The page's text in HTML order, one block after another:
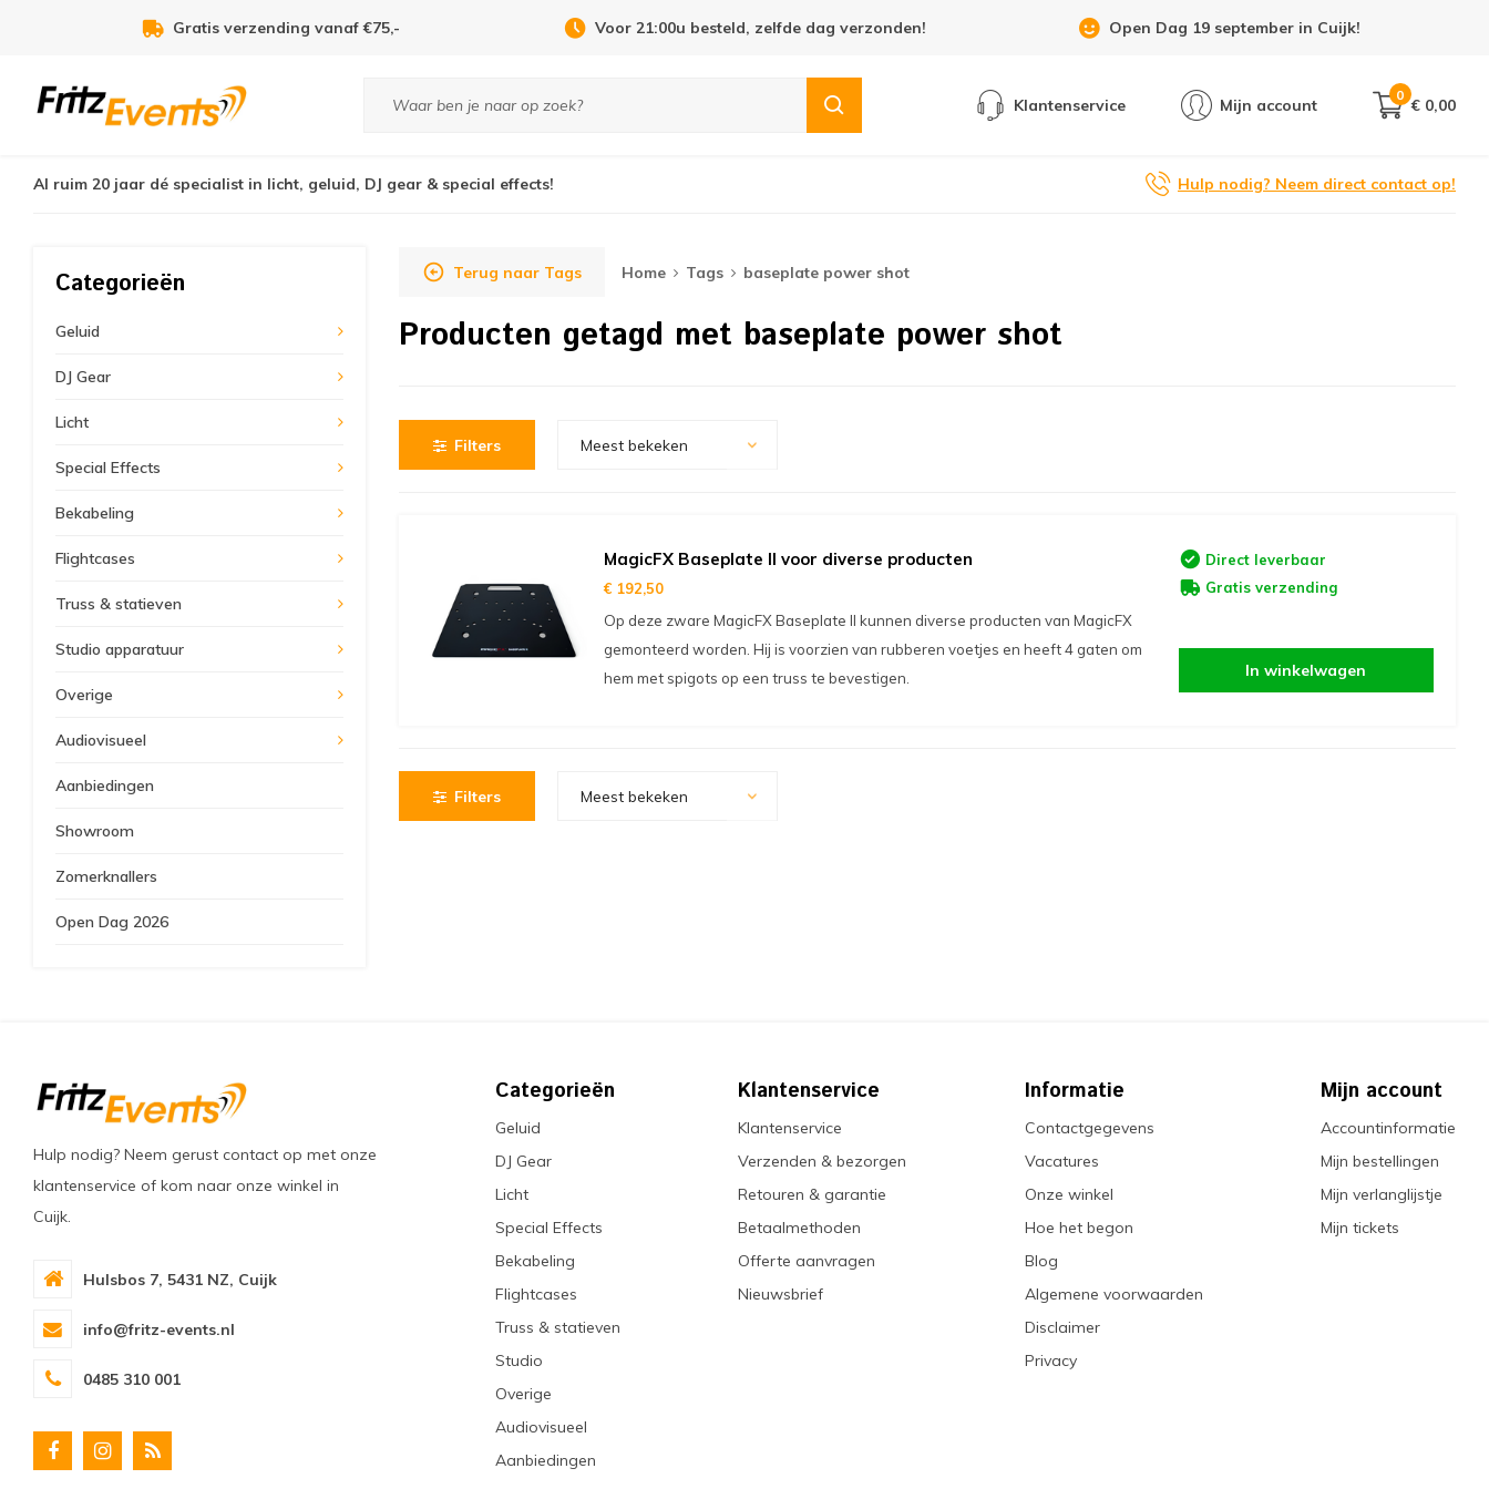
Gratis verzending vanaf €75,- Voor 21:00u besteld, zelfde dag verzonden! Open Dag 19 september in Cuijk!
Klantenservice Mijn account
0
€ 0,00
Al ruim 20 jaar dé specialist in licht, geluid, DJ gear & special effects! Hulp nodig? Neem direct contact op!
Categorieën
Geluid
DJ Gear
Licht
Special Effects
Bekabeling
Flightcases
Truss & statieven
Studio apparatuur
Overige
Audiovisueel
Aanbiedingen
Showroom
Zomerknallers
Open Dag 2026
Terug naar Tags Home Tags baseplate power shot
Producten getagd met baseplate power shot
Filters Meest bekeken
MagicFX Baseplate II voor diverse producten
€ 192,50
Op deze zware MagicFX Baseplate II kunnen diverse producten van MagicFX
gemonteerd worden. Hij is voorzien van rubberen voetjes en heeft 4 gaten om
hem met spigots op een truss te bevestigen.
Direct leverbaar
Gratis verzending
In winkelwagen
Filters Meest bekeken
Hulp nodig? Neem gerust contact op met onze
klantenservice of kom naar onze winkel in
Cuijk.
Hulsbos 7, 5431 NZ, Cuijk
info@fritz-events.nl
0485 310 001
Categorieën
Geluid
DJ Gear
Licht
Special Effects
Bekabeling
Flightcases
Truss & statieven
Studio
Overige
Audiovisueel
Aanbiedingen
Klantenservice
Klantenservice
Verzenden & bezorgen
Retouren & garantie
Betaalmethoden
Offerte aanvragen
Nieuwsbrief
Informatie
Contactgegevens
Vacatures
Onze winkel
Hoe het begon
Blog
Algemene voorwaarden
Disclaimer
Privacy
Mijn account
Accountinformatie
Mijn bestellingen
Mijn verlanglijstje
Mijn tickets